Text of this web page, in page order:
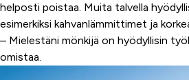
helposti poistaa. Muita talvella
esimerkiksi kahvanlämmittimet ja
– Mielestäni mönkijä on hyödyllisin
omistaa.